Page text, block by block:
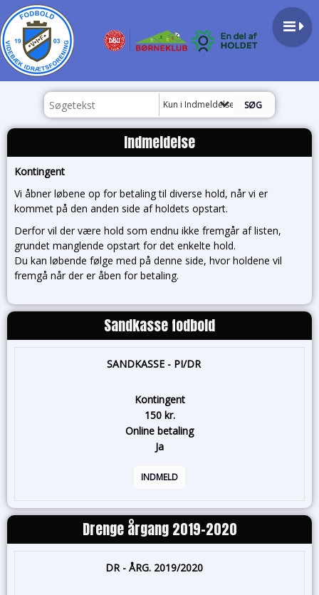
Kun i Indmeldelse
Indmeldelse
Kontingent
Vi åbner løbene op for betaling til diverse hold, når vi er
kommet på den anden side af holdets opstart.
Derfor vil der være hold som endnu ikke fremgår af listen,
grundet manglende opstart for det enkelte hold.
Du kan løbende følge med på denne side, hvor holdene vil
fremgå når der er åben for betaling.
Sandkasse fodbold
SANDKASSE - PI/DR
Kontingent
150 kr.
Online betaling
Ja
INDMELD
Drenge årgang 2019-2020
DR - ÅRG. 2019/2020